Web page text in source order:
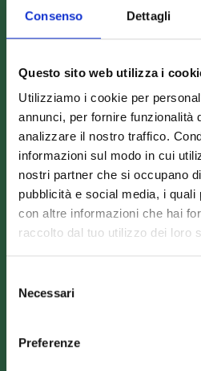
Consenso Dettagli
Questo sito web utilizza i
Utilizziamo i cookie per
annunci, per fornire funzionalità
analizzare il nostro traffico.
informazioni sul modo in cui
nostri partner che si occupano
pubblicità e social media, i quali
con altre informazioni che hai
raccolto dal tuo utilizzo dei loro
delNecessari
Preferenze
Scarica il catalogo
Scarica Valori Nutrizionali
Contattaci
Calcolatore peso ideale
Contatti
Logistica Food s.r.l.
P.Iva 02201200686
Viale S. Tinozzi, 17